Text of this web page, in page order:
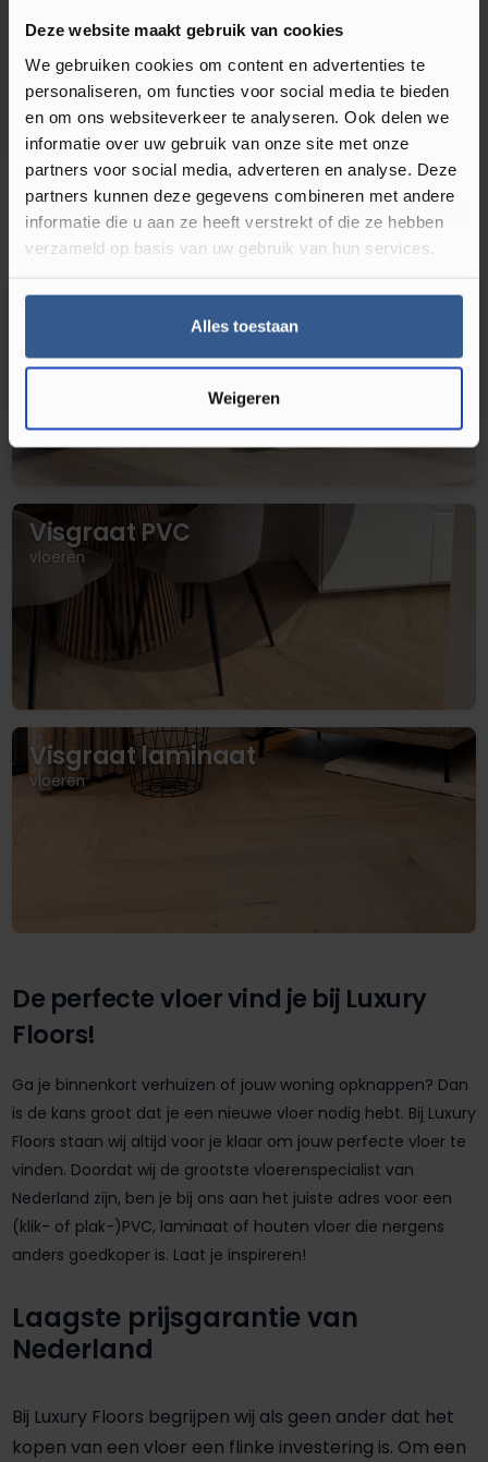
Deze website maakt gebruik van cookies
We gebruiken cookies om content en advertenties te
personaliseren, om functies voor social media te bieden
en om ons websiteverkeer te analyseren. Ook delen we
informatie over uw gebruik van onze site met onze
partners voor social media, adverteren en analyse. Deze
partners kunnen deze gegevens combineren met andere
informatie die u aan ze heeft verstrekt of die ze hebben
verzameld op basis van uw gebruik van hun services.
Alles toestaan
Weigeren
Aanbiedingen
Visgraat PVC
vloeren
Visgraat laminaat
vloeren
De perfecte vloer vind je bij Luxury
Floors!
Ga je binnenkort verhuizen of jouw woning opknappen? Dan
is de kans groot dat je een nieuwe vloer nodig hebt. Bij Luxury
Floors staan wij altijd voor je klaar om jouw perfecte vloer te
vinden. Doordat wij de grootste vloerenspecialist van
Nederland zijn, ben je bij ons aan het juiste adres voor een
(klik- of plak-)PVC, laminaat of houten vloer die nergens
anders goedkoper is. Laat je inspireren!
Laagste prijsgarantie van
Nederland
Bij Luxury Floors begrijpen wij als geen ander dat het
kopen van een vloer een flinke investering is. Om een